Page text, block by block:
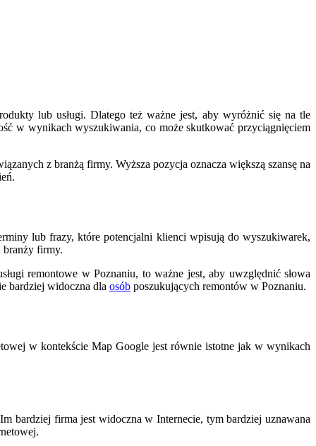
lub usługi. Dlatego też ważne jest, aby wyróżnić się na tle
w wynikach wyszukiwania, co może skutkować przyciągnięciem
z branżą firmy. Wyższa pozycja oznacza większą szansę na
lub frazy, które potencjalni klienci wpisują do wyszukiwarek,
branży firmy.
remontowe w Poznaniu, to ważne jest, aby uwzględnić słowa
bardziej widoczna dla osób poszukujących remontów w Poznaniu.
w kontekście Map Google jest równie istotne jak w wynikach
bardziej firma jest widoczna w Internecie, tym bardziej uznawana